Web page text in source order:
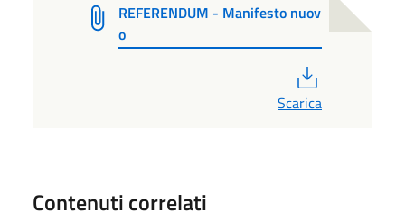
REFERENDUM - Manifesto nuov
o
Scarica
Contenuti correlati